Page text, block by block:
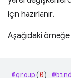
için hazırlanır.
Aşağıdaki
@group(0)